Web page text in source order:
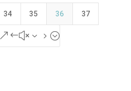
34 35 36 37
&#x35;